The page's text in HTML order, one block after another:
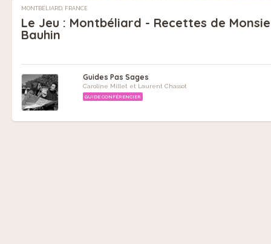
MONTBÉLIARD, FRANCE
Le Jeu : Montbéliard - Recettes de
Bauhin
Guides Pas Sages
Caroline Millet et Laurent Chassot
GUIDE CONFÉRENCIER